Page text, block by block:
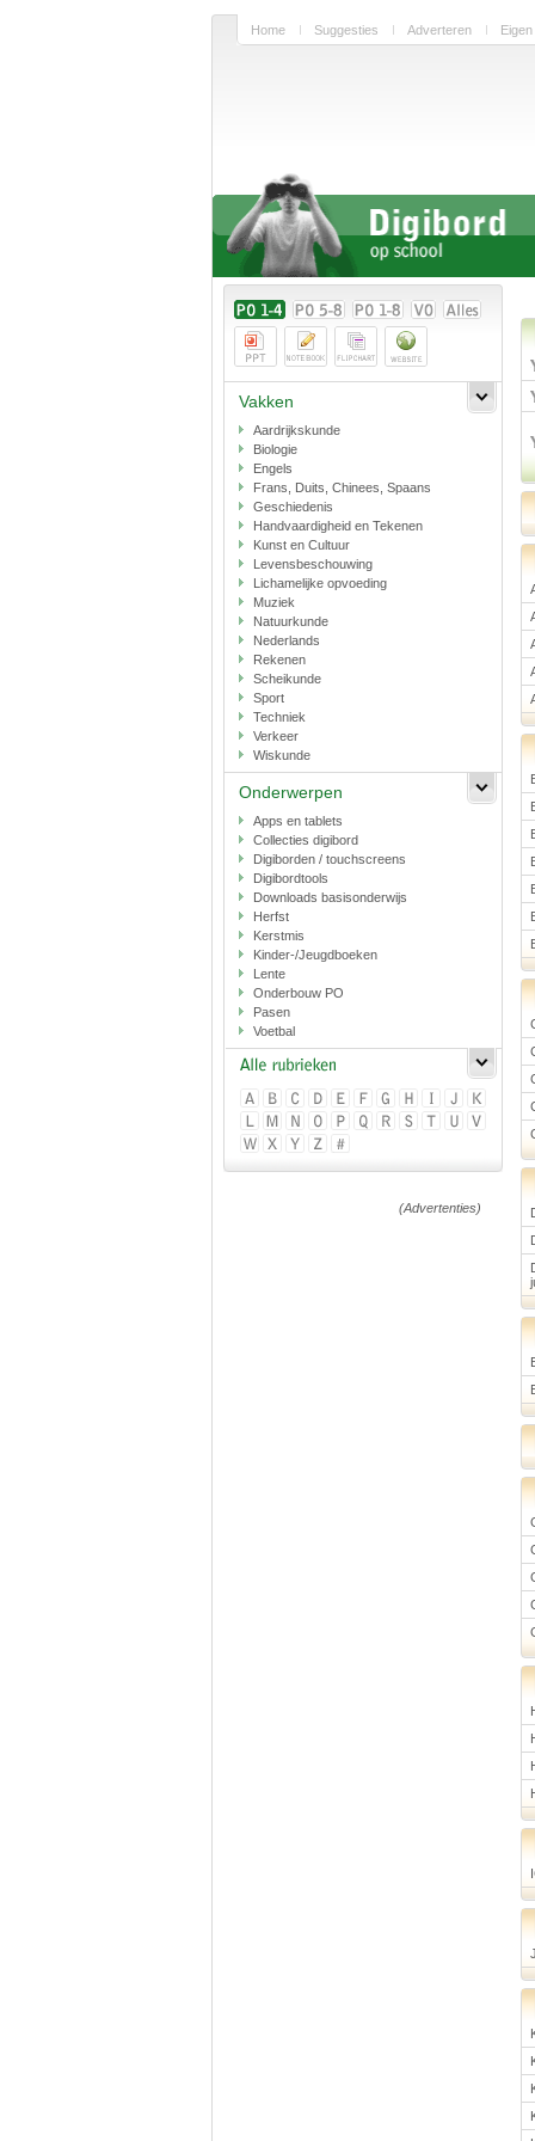
Home Suggesties Adverteren
Vakken
Aardrijkskunde
Biologie
Engels
Frans, Duits, Chinees, Spaans
Geschiedenis
Handvaardigheid en Tekenen
Kunst en Cultuur
Levensbeschouwing
Lichamelijke opvoeding
Muziek
Natuurkunde
Nederlands
Rekenen
Scheikunde
Sport
Techniek
Verkeer
Wiskunde
Onderwerpen
Apps en tablets
Collecties digibord
Digiborden / touchscreens
Digibordtools
Downloads basisonderwijs
Herfst
Kerstmis
Kinder-/Jeugdboeken
Lente
Onderbouw PO
Pasen
Voetbal
(Advertenties)